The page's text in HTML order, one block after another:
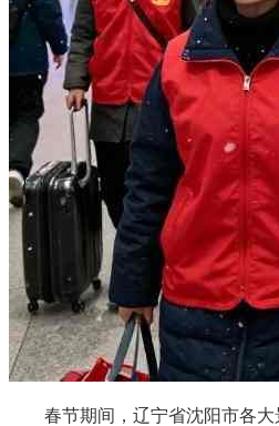
春节期间，辽宁省沈阳市各大